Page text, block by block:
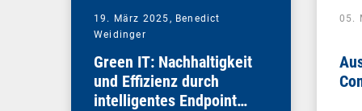
19. März 2025, Benedict
Weidinger
Green IT: Nachhaltigkeit
und Effizienz durch
intelligentes Endpoint
05.